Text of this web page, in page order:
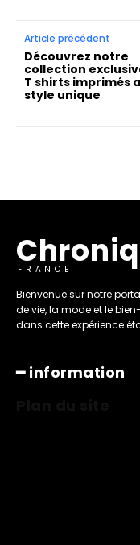
Article précédent
Découvrez notre
collection
T shirts imprimés
style unique
FRANCE
Bienvenue sur notre
de vie, la mode et le
dans cette expérience
━ information